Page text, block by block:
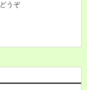
うぞ